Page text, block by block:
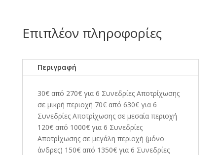
Επιπλέον πληροφορίες
Περιγραφή
30€ από 270€ για 6 Συνεδρίες Αποτρίχωσης
σε μικρή περιοχή 70€ από 630€ για 6
Συνεδρίες Αποτρίχωσης σε μεσαία περιοχή
120€ από 1000€ για 6 Συνεδρίες
Αποτρίχωσης σε μεγάλη περιοχή (μόνο
άνδρες) 150€ από 1350€ για 6 Συνεδρίες